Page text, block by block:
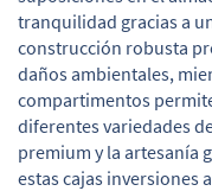
tranquilidad gracias a
construcción robusta
daños ambientales,
compartimentos
diferentes variedades
premium y la artesanía
estas cajas inversiones